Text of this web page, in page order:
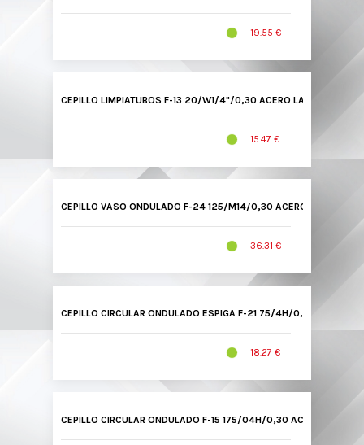
19.55 €
CEPILLO LIMPIATUBOS F-13 20/W1/4"/0,30 ACERO LATONADO
15.47 €
CEPILLO VASO ONDULADO F-24 125/M14/0,30 ACERO LATONADO
36.31 €
CEPILLO CIRCULAR ONDULADO ESPIGA F-21 75/4H/0,30 INOX
18.27 €
CEPILLO CIRCULAR ONDULADO F-15 175/04H/0,30 ACERO